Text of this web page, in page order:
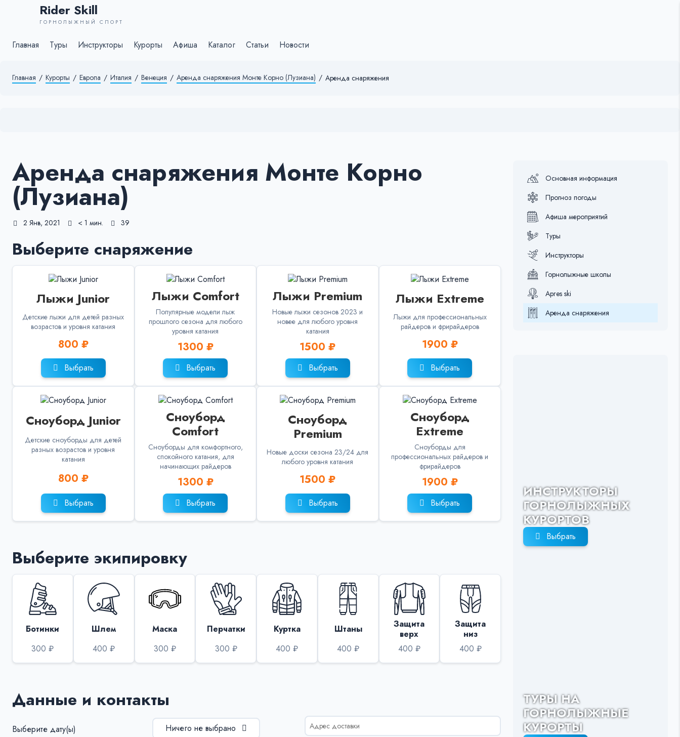
Rider Skill
ГОРНОЛЫЖНЫЙ СПОРТ
Главная Туры Инструкторы Курорты Афиша Каталог Статьи Новости
Главная / Курорты / Европа / Италия / Венеция / Аренда снаряжения Монте Корно (Лузиана) / Аренда снаряжения
Аренда снаряжения Монте Корно
(Лузиана)
2 Янв, 2021 < 1 мин. 39
Выберите снаряжение
Лыжи Junior
Детские лыжи для детей разных
возрастов и уровня катания
800 ₽
Выбрать
Лыжи Comfort
Популярные модели лыж
прошлого сезона для любого
уровня катания
1300 ₽
Выбрать
Лыжи Premium
Новые лыжи сезонов 2023 и
новее для любого уровня
катания
1500 ₽
Выбрать
Лыжи Extreme
Лыжи для профессиональных
райдеров и фрирайдеров
1900 ₽
Выбрать
Сноуборд Junior
Детские сноуборды для детей
разных возрастов и уровня
катания
800 ₽
Выбрать
Сноуборд
Comfort
Сноуборды для комфортного,
спокойного катания, для
начинающих райдеров
1300 ₽
Выбрать
Сноуборд
Premium
Новые доски сезона 23/24 для
любого уровня катания
1500 ₽
Выбрать
Сноуборд
Extreme
Сноуборды для
профессиональных райдеров и
фрирайдеров
1900 ₽
Выбрать
Выберите экипировку
Ботинки
300 ₽
Шлем
400 ₽
Маска
300 ₽
Перчатки
300 ₽
Куртка
400 ₽
Штаны
400 ₽
Защита
верх
400 ₽
Защита
низ
400 ₽
Данные и контакты
Выберите дату(ы) Ничего не выбрано
Основная информация
Прогноз погоды
Афиша мероприятий
Туры
Инструкторы
Горнолыжные школы
Apres ski
Аренда снаряжения
ИНСТРУКТОРЫ
ГОРНОЛЫЖНЫХ
КУРОРТОВ
Выбрать
ТУРЫ НА
ГОРНОЛЫЖНЫЕ
КУРОРТЫ